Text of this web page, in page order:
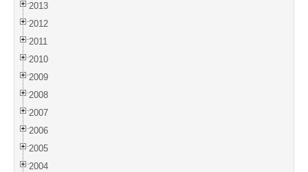
2013
2012
2011
2010
2009
2008
2007
2006
2005
2004